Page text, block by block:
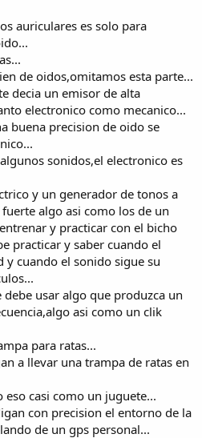
auriculares es solo para
de oidos,omitamos esta parte...
decia un emisor de alta
electronico como mecanico...
buena precision de oido se
sonidos,el electronico es
y un generador de tonos a
algo asi como los de un
y practicar con el bicho
practicar y saber cuando el
y cuando el sonido sigue su
usar algo que produzca un
asi como un clik
para ratas...
a llevar una trampa de ratas en
eso casi como un juguete...
con precision el entorno de la
de un gps personal...